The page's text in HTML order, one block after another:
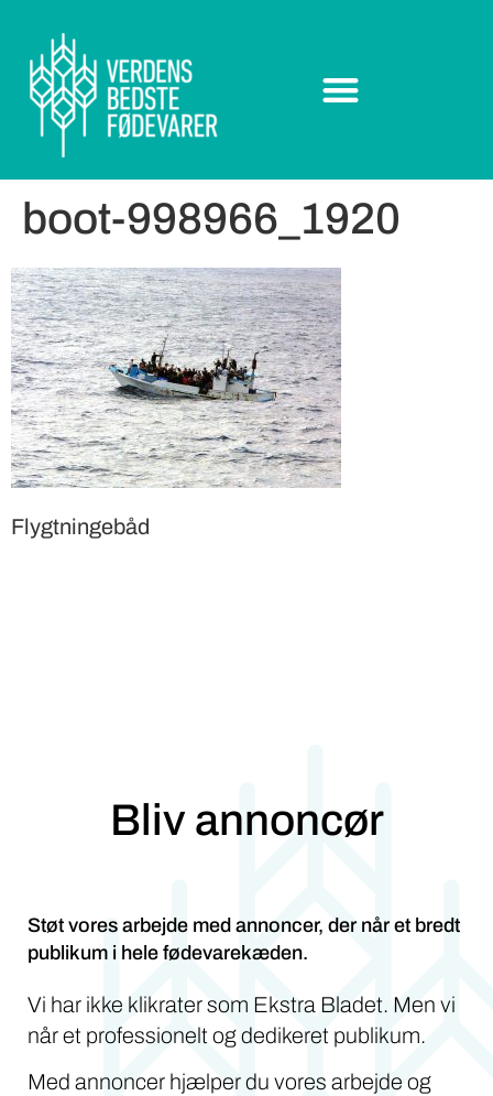
boot-998966_1920
Flygtningebåd
Bliv annoncør
Støt vores arbejde med annoncer, der når et bredt
publikum i hele fødevarekæden.
Vi har ikke klikrater som Ekstra Bladet. Men vi
når et professionelt og dedikeret publikum.
Med annoncer hjælper du vores arbejde og